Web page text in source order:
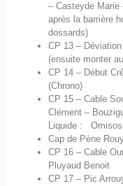
– Casteyde Marie
après la barrière
dossards)
CP 13 –
(ensuite monter
CP 14 – Début
(Chrono)
CP 15 – Cable
Clément –
Liquide : Omisos
Cap de Pène
CP 16 – Cable
Pluyaud Benoit
CP 17 – Pic